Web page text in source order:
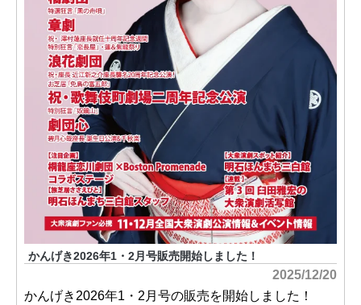
かんげき2026年1・2月号販売開始しました！
2025/12/20
かんげき2026年1・2月号の販売を開始しました！